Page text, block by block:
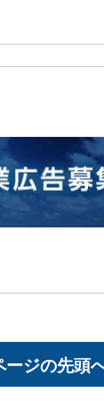
ージの先頭